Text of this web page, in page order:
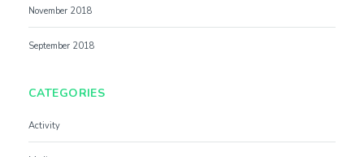
November 2018
September 2018
CATEGORIES
Activity